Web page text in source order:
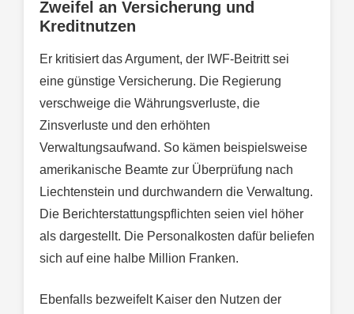
Zweifel an Versicherung und
Kreditnutzen
Er kritisiert das Argument, der IWF-Beitritt sei
eine günstige Versicherung. Die Regierung
verschweige die Währungsverluste, die
Zinsverluste und den erhöhten
Verwaltungsaufwand. So kämen beispielsweise
amerikanische Beamte zur Überprüfung nach
Liechtenstein und durchwandern die Verwaltung.
Die Berichterstattungspflichten seien viel höher
als dargestellt. Die Personalkosten dafür beliefen
sich auf eine halbe Million Franken.
Ebenfalls bezweifelt Kaiser den Nutzen der